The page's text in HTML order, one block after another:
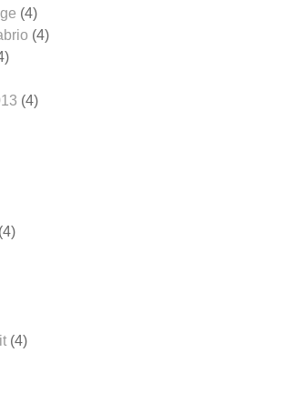
(4)
(4)
(4)
(4)
(4)